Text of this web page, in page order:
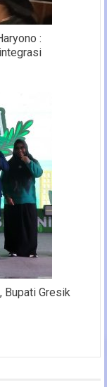
:
Bupati Gresik